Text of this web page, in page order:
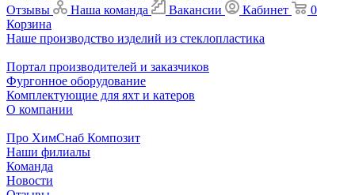
Отзывы
Наша команда Вакансии Кабинет
0
Корзина
Наше производство изделий из стеклопластика
Портал производителей и заказчиков
Фургонное оборудование
Комплектующие для яхт и катеров
О компании
Про ХимСнаб Композит
Наши филиалы
Команда
Новости